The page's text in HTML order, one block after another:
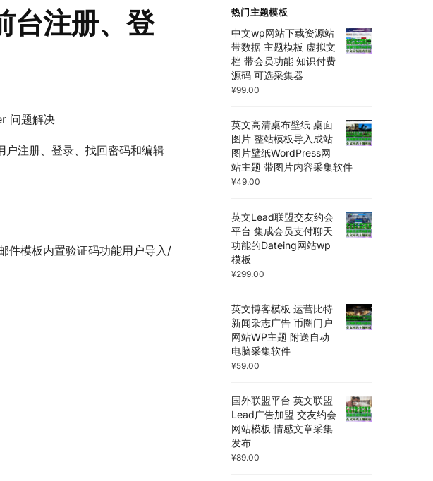
台注册、登
问题解决
注册、登录、找回密码和编辑
件模板内置验证码功能用户导入/
热门主题模板
中文wp网站下载资源站
带数据 主题模板 虚拟文
档 带会员功能 知识付费
源码 可选采集器
¥99.00
英文高清桌布壁纸 桌面
图片 整站模板导入成站
图片壁纸WordPress网
站主题 带图片内容采集软件
¥49.00
英文Lead联盟交友约会
平台 集成会员支付聊天
功能的Dateing网站wp
模板
¥299.00
英文博客模板 运营比特
新闻杂志广告 币圈门户
网站WP主题 附送自动
电脑采集软件
¥59.00
国外联盟平台 英文联盟
Lead广告加盟 交友约会
网站模板 情感文章采集
发布
¥89.00